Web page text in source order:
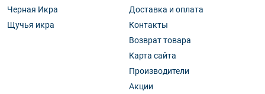
Черная Икра
Щучья икра
Доставка и оплата
Контакты
Возврат товара
Карта сайта
Производители
Акции